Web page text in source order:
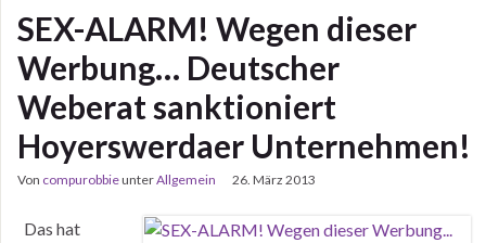
SEX-ALARM! Wegen dieser
Werbung… Deutscher
Weberat sanktioniert
Hoyerswerdaer Unternehmen!
Von compurobbieunterAllgemein 26. März 2013
Das hat